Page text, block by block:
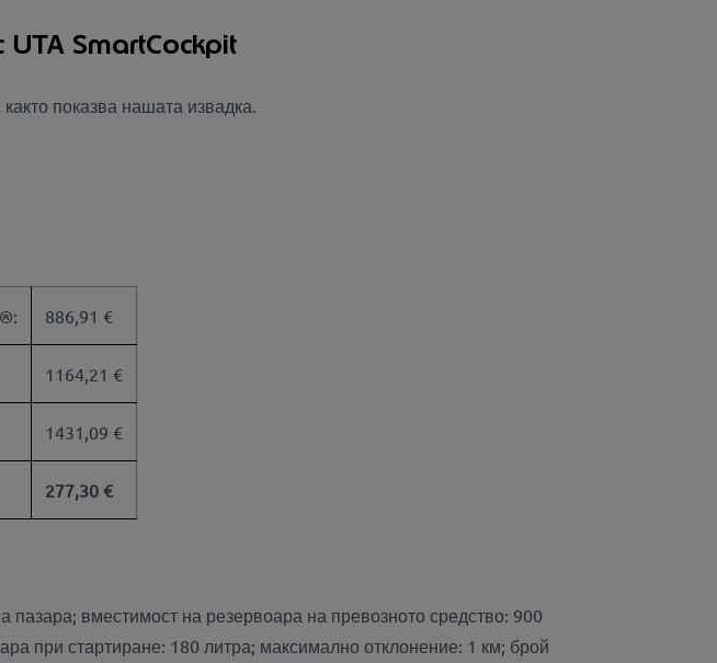
SmartCockpit
показва нашата извадка.
886,91 €
1164,21 €
1431,09 €
277,30 €
вместимост на резервоара на превозното средство: 900
при стартиране: 180 литра; максимално отклонение: 1 км; брой